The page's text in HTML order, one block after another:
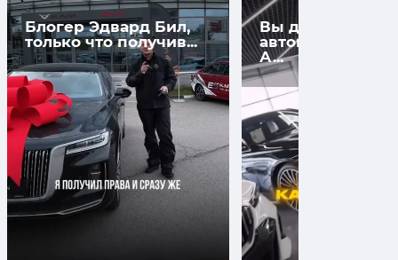
Блогер Эдвард Бил,
только что получив...
Вы думаете, что
автомобили
А...